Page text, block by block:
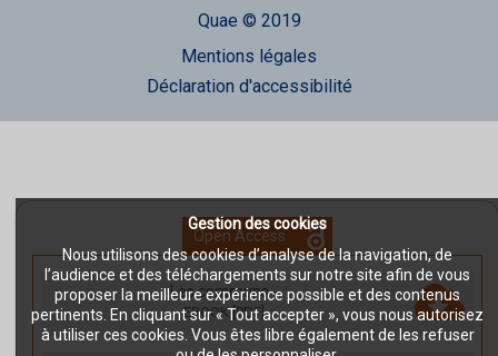
Gestion des cookies
Nous utilisons des cookies d’analyse de la navigation, de
l’audience et des téléchargements sur notre site afin de vous
proposer la meilleure expérience possible et des contenus
pertinents. En cliquant sur « Tout accepter », vous nous autorisez
à utiliser ces cookies. Vous êtes libre également de les refuser
Open Access
Les communs-
EBOOK [PDF]
Quae © 2019
Mentions légales
Déclaration d'accessibilité